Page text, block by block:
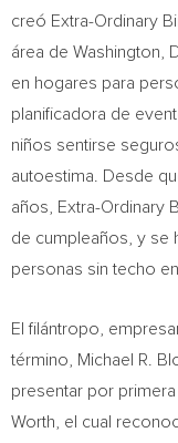
creó Extra-Ordinary
área de Washington,
en hogares para
planificadora de
niños sentirse
autoestima. Desde
años, Extra-Ordinary
de cumpleaños, y se
personas sin techo en
El filántropo,
término,
Michael R.
presentar por
Worth, el cual